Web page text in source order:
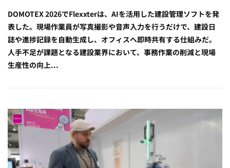
DOMOTEX 2026でFlexxterは、AIを活用した建設管理ソフトを発
表した。現場作業員が写真撮影や音声入力を行うだけで、建設日
誌や進捗記録を自動生成し、オフィスへ即時共有する仕組みだ。
人手不足が課題となる建設業界において、事務作業の削減と現場
生産性の向上...